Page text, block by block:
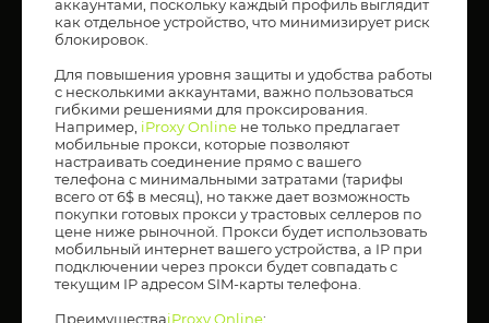
аккаунтами, поскольку каждый профиль выглядит
как отдельное устройство, что минимизирует риск
блокировок.
Для повышения уровня защиты и удобства работы
с несколькими аккаунтами, важно пользоваться
гибкими решениями для проксирования.
Например, iProxy Online не только предлагает
мобильные прокси, которые позволяют
настраивать соединение прямо с вашего
телефона с минимальными затратами (тарифы
всего от 6$ в месяц), но также дает возможность
покупки готовых прокси у трастовых селлеров по
цене ниже рыночной. Прокси будет использовать
мобильный интернет вашего устройства, а IP при
подключении через прокси будет совпадать с
текущим IP адресом SIM-карты телефона.
ПреимуществаiProxy Online: